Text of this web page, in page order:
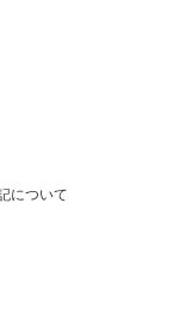
について